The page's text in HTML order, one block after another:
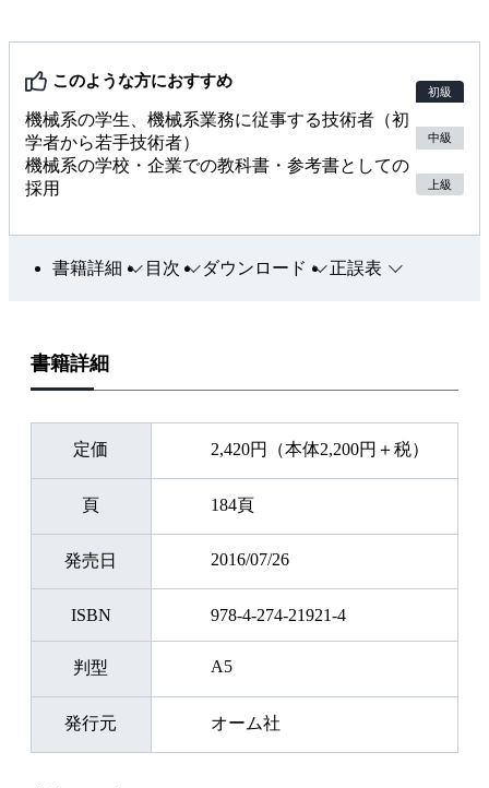
このような方におすすめ
機械系の学生、機械系業務に従事する技術者（初
学者から若手技術者）
機械系の学校・企業での教科書・参考書としての
採用
初級
中級
上級
書籍詳細 目次 ダウンロード 正誤表
書籍詳細
定価 2,420円（本体2,200円＋税）
頁 184頁
発売日 2016/07/26
ISBN 978-4-274-21921-4
判型 A5
発行元 オーム社